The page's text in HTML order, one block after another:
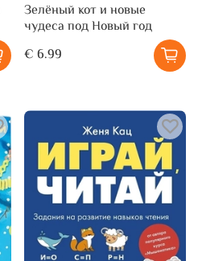
Зелёный кот и новые
чудеса под Новый год
€ 6.99